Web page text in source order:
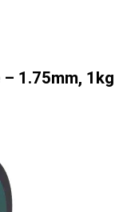
– 1.75mm, 1kg